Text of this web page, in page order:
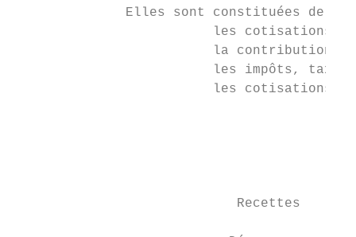
Elles sont constituées de
les cotisations
la contribution
les impôts,
les cotisations
Recettes